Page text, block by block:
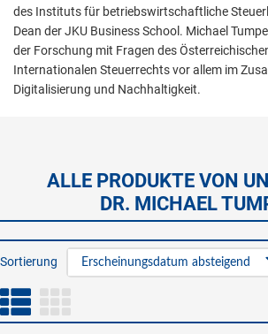
des Instituts für betriebswirtschaftliche
Dean der JKU Business School. Michael
der Forschung mit Fragen des
Internationalen Steuerrechts vor allem im
Digitalisierung und Nachhaltigkeit.
ALLE PRODUKTE VON
DR. MICHAEL
Sortierung Erscheinungsdatum absteigend